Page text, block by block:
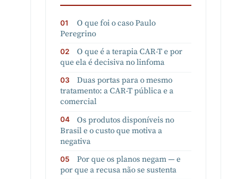
O que foi o caso Paulo
Peregrino
O que é a terapia CAR-T e por
que ela é decisiva no linfoma
Duas portas para o mesmo
tratamento: a CAR-T pública e a
comercial
Os produtos disponíveis no
Brasil e o custo que motiva a
negativa
Por que os planos negam — e
por que a recusa não se sustenta